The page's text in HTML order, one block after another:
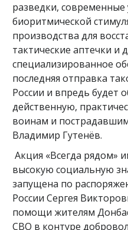
разведки, современные
биоритмической
производства для
тактические аптечки и
специализированное
последняя отправка
России и впредь будет
действенную,
воинам и
Владимир Гутенёв.
Акция «Всегда рядом»
высокую социальную
запущена по
России Сергея
помощи жителям
СВО в контуре